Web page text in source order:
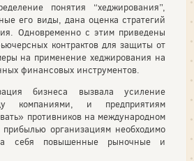
понятия “хеджирования”,
его виды, дана оценка стратегий
Одновременно с этим приведены
контрактов для защиты от
на применение хеджирования на
финансовых инструментов.
бизнеса вызвала усиление
компаниями, и предприятиям
противников на международном
организациям необходимо
себя повышенные рыночные и